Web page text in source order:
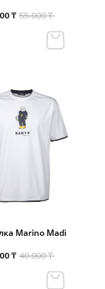
₸ 55 000 ₸
Marino Madi
₸ 40 000 ₸